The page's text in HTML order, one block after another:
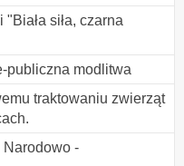
siła, czarna
publiczna modlitwa
traktowaniu zwierząt
-